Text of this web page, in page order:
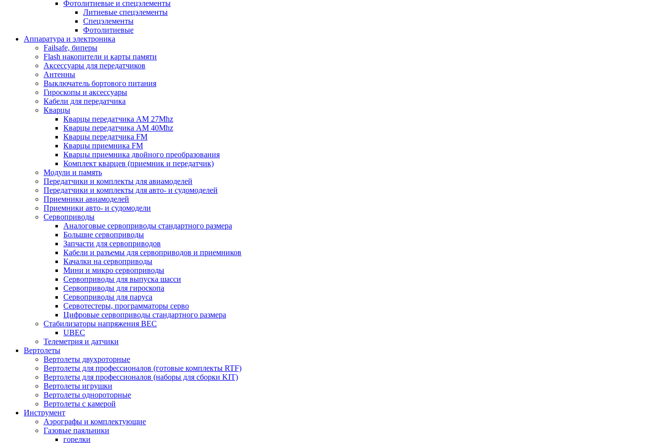
Фотолитиевые и спецэлементы
Литиевые спецэлементы
Спецэлементы
Фотолитиевые
Аппаратура и электроника
Failsafe, биперы
Flash накопители и карты памяти
Аксессуары для передатчиков
Антенны
Выключатель бортового питания
Гироскопы и аксессуары
Кабели для передатчика
Кварцы
Кварцы передатчика AM 27Mhz
Кварцы передатчика AM 40Mhz
Кварцы передатчика FM
Кварцы приемника FM
Кварцы приемника двойного преобразования
Комплект кварцев (приемник и передатчик)
Модули и память
Передатчики и комплекты для авиамоделей
Передатчики и комплекты для авто- и судомоделей
Приемники авиамоделей
Приемники авто- и судомодели
Сервоприводы
Аналоговые сервоприводы стандартного размера
Большие сервоприводы
Запчасти для сервоприводов
Кабели и разъемы для сервоприводов и приемников
Качалки на сервоприводы
Мини и микро сервоприводы
Сервоприводы для выпуска шасси
Сервоприводы для гироскопа
Сервоприводы для паруса
Сервотестеры, программаторы серво
Цифровые сервоприводы стандартного размера
Стабилизаторы напряжения BEC
UBEC
Телеметрия и датчики
Вертолеты
Вертолеты двухроторные
Вертолеты для профессионалов (готовые комплекты RTF)
Вертолеты для профессионалов (наборы для сборки KIT)
Вертолеты игрушки
Вертолеты однороторные
Вертолеты с камерой
Инструмент
Аэрографы и комплектующие
Газовые паяльники
горелки